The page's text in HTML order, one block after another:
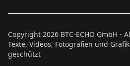
Copyright 2026 BTC-ECHO GmbH -
Texte, Videos, Fotografien und
geschützt